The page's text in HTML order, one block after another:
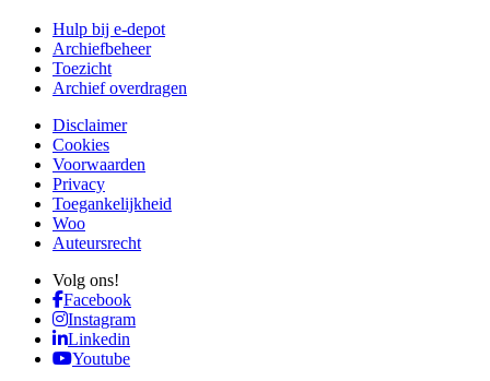
Hulp bij e-depot
Archiefbeheer
Toezicht
Archief overdragen
Disclaimer
Cookies
Voorwaarden
Privacy
Toegankelijkheid
Woo
Auteursrecht
Volg ons!
Facebook
Instagram
Linkedin
Youtube